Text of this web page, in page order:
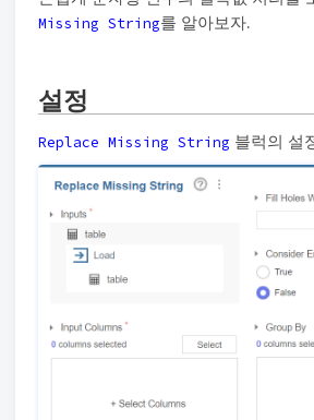
Missing String를 알아보자.
설정
Replace Missing String 블럭의 설